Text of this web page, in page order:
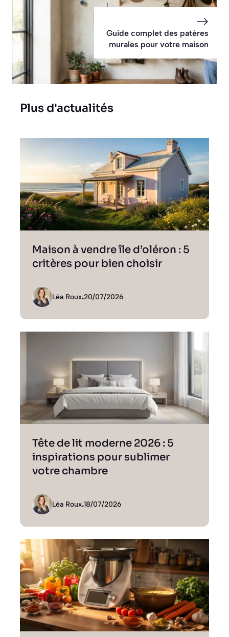
Guide complet des patères
murales pour votre maison
Plus d'actualités
Maison à vendre île d’oléron : 5
critères pour bien choisir
Léa Roux.20/07/2026
Tête de lit moderne 2026 : 5
inspirations pour sublimer
votre chambre
Léa Roux.18/07/2026